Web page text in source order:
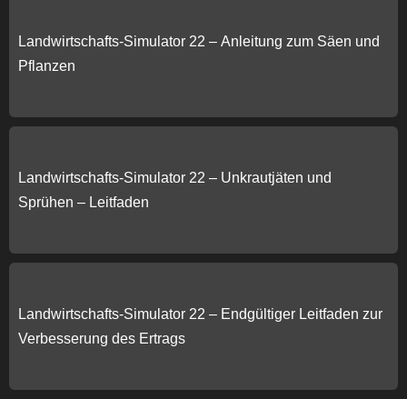
Landwirtschafts-Simulator 22 – Anleitung zum Säen und
Pflanzen
Landwirtschafts-Simulator 22 – Unkrautjäten und
Sprühen – Leitfaden
Landwirtschafts-Simulator 22 – Endgültiger Leitfaden zur
Verbesserung des Ertrags